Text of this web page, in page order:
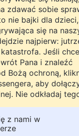
zdawać sobie
nie bajki dla
się na
najpierw:
Jeśli
Pana i znaleźć
Bożą ochroną,
aby
Nie odkładaj
z nami w